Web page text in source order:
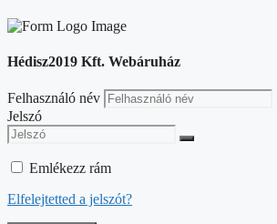
Hédisz2019 Kft. Webáruház
Felhasználó név
Jelszó
Emlékezz rám
Elfelejtetted a jelszót?